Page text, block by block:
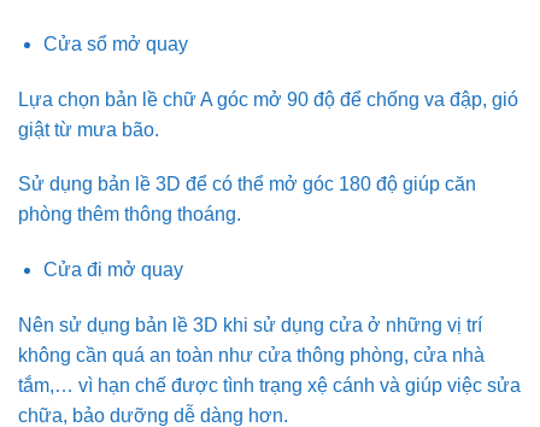
Cửa sổ mở quay
Lựa chọn bản lề chữ A góc mở 90 độ để chống va đập, gió
giật từ mưa bão.
Sử dụng bản lề 3D để có thể mở góc 180 độ giúp căn
phòng thêm thông thoáng.
Cửa đi mở quay
Nên sử dụng bản lề 3D khi sử dụng cửa ở những vị trí
không cần quá an toàn như cửa thông phòng, cửa nhà
tắm,… vì hạn chế được tình trạng xệ cánh và giúp việc sửa
chữa, bảo dưỡng dễ dàng hơn.